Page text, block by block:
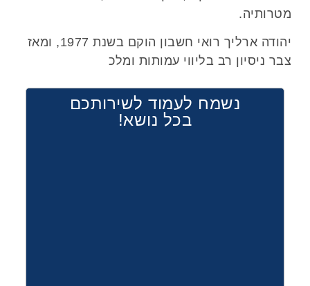
מטרותיה.
יהודה ארליך רואי חשבון הוקם בשנת 1977, ומאז
צבר ניסיון רב בליווי עמותות ומלכ
נשמח לעמוד לשירותכם
בכל נושא!